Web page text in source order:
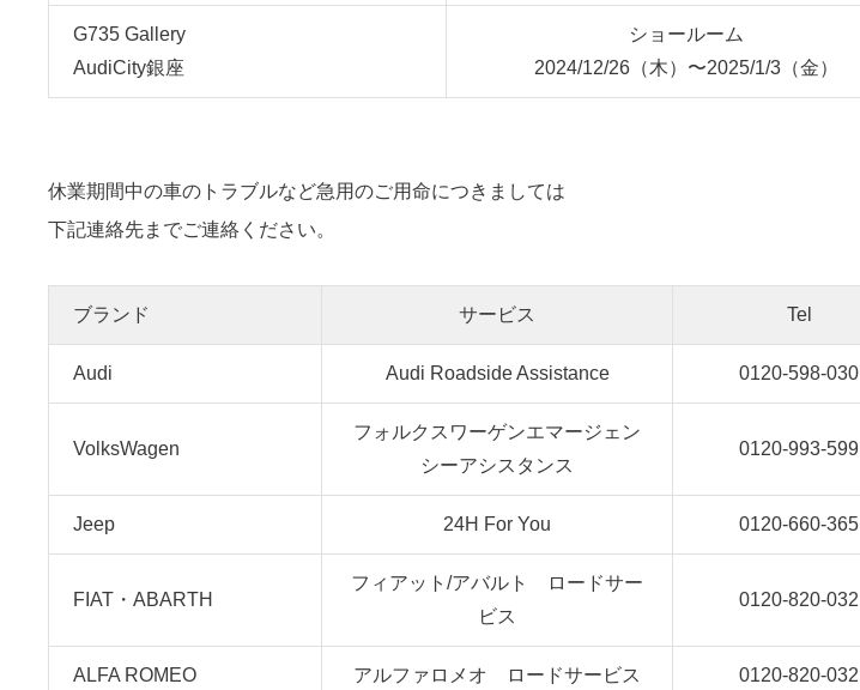
G735 Gallery
AudiCity銀座
ショールーム
2024/12/26（木）〜2025/1/3（金）
休業期間中の車のトラブルなど急用のご用命につきましては
下記連絡先までご連絡ください。
ブランド サービス Tel
Audi Audi Roadside Assistance 0120-598-030
VolksWagen
フォルクスワーゲンエマージェン
シーアシスタンス
0120-993-599
Jeep 24H For You 0120-660-365
FIAT・ABARTH
フィアット/アバルト ロードサー
ビス
0120-820-032
ALFA ROMEO アルファロメオ ロードサービス 0120-820-032